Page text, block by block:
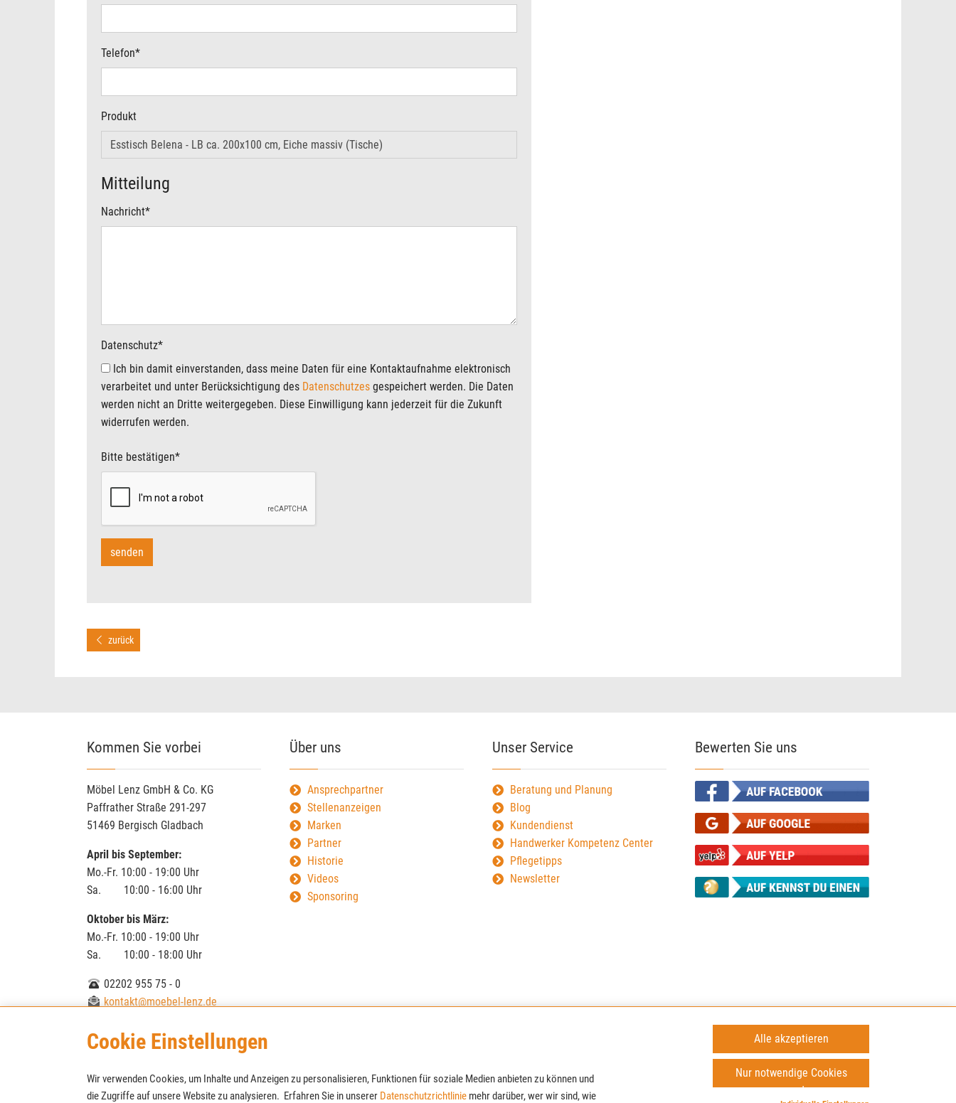
Cookie Einstellungen
Wir verwenden Cookies, um Inhalte und Anzeigen zu personalisieren, Funktionen für soziale Medien anbieten zu können und
die Zugriffe auf unsere Website zu analysieren. Erfahren Sie in unserer Datenschutzrichtlinie mehr darüber, wer wir sind, wie
Alle akzeptieren
Nur notwendige Cookies
verwenden
Telefon*
Produkt
Mitteilung
Nachricht*
Datenschutz*
verarbeitet und unter Berücksichtigung des Datenschutzes gespeichert werden. Die Daten
werden nicht an Dritte weitergegeben. Diese Einwilligung kann jederzeit für die Zukunft
widerrufen werden.
Bitte bestätigen*
zurück
Kommen Sie vorbei
Möbel Lenz GmbH & Co. KG
Paffrather Straße 291-297
51469 Bergisch Gladbach
April bis September:
Mo.-Fr. 10:00 - 19:00 Uhr
Sa. 10:00 - 16:00 Uhr
Oktober bis März:
Mo.-Fr. 10:00 - 19:00 Uhr
Sa. 10:00 - 18:00 Uhr
02202 955 75 - 0
kontakt@moebel-lenz.de
Über uns
Ansprechpartner
Stellenanzeigen
Marken
Partner
Historie
Videos
Sponsoring
Unser Service
Beratung und Planung
Blog
Kundendienst
Handwerker Kompetenz Center
Pflegetipps
Newsletter
Bewerten Sie uns
© Möbel Lenz GmbH & Co. KG Impressum